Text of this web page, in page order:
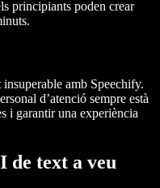
principiants poden crear
amb Speechify.
d’atenció sempre està
i garantir una experiència
de text a veu